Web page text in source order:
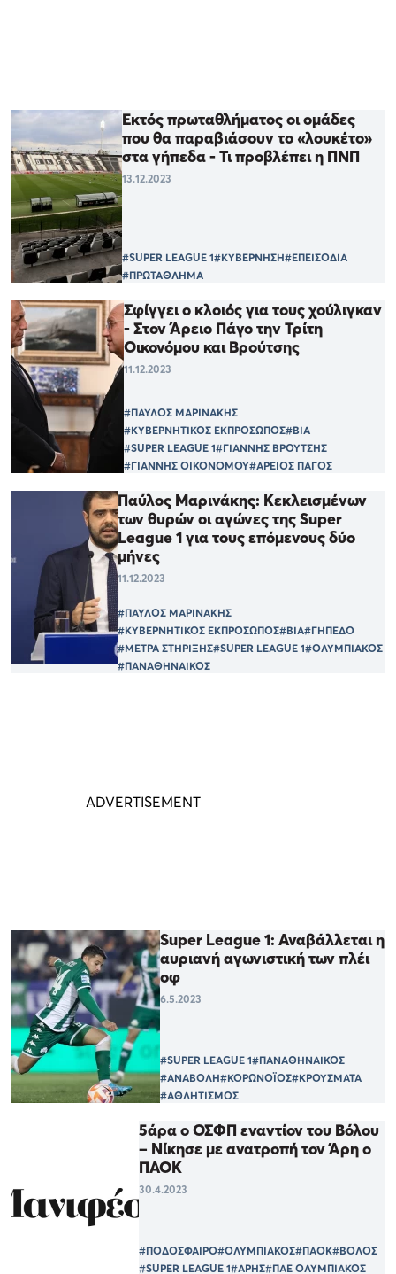
Εκτός πρωταθλήματος οι ομάδες
που θα παραβιάσουν το «λουκέτο»
στα γήπεδα - Τι προβλέπει η ΠΝΠ
13.12.2023
#SUPER LEAGUE 1#ΚΥΒΕΡΝΗΣΗ#ΕΠΕΙΣΟΔΙΑ
#ΠΡΩΤΑΘΛΗΜΑ
Σφίγγει ο κλοιός για τους χούλιγκαν
- Στον Άρειο Πάγο την Τρίτη
Οικονόμου και Βρούτσης
11.12.2023
#ΠΑΥΛΟΣ ΜΑΡΙΝΑΚΗΣ
#ΚΥΒΕΡΝΗΤΙΚΟΣ ΕΚΠΡΟΣΩΠΟΣ#ΒΙΑ
#SUPER LEAGUE 1#ΓΙΑΝΝΗΣ ΒΡΟΥΤΣΗΣ
#ΓΙΑΝΝΗΣ ΟΙΚΟΝΟΜΟΥ#ΑΡΕΙΟΣ ΠΑΓΟΣ
Παύλος Μαρινάκης: Κεκλεισμένων
των θυρών οι αγώνες της Super
League 1 για τους επόμενους δύο
μήνες
11.12.2023
#ΠΑΥΛΟΣ ΜΑΡΙΝΑΚΗΣ
#ΚΥΒΕΡΝΗΤΙΚΟΣ ΕΚΠΡΟΣΩΠΟΣ#ΒΙΑ#ΓΗΠΕΔΟ
#ΜΕΤΡΑ ΣΤΗΡΙΞΗΣ#SUPER LEAGUE 1#ΟΛΥΜΠΙΑΚΟΣ
#ΠΑΝΑΘΗΝΑΙΚΟΣ
Super League 1: Αναβάλλεται η
αυριανή αγωνιστική των πλέι
οφ
6.5.2023
#SUPER LEAGUE 1#ΠΑΝΑΘΗΝΑΙΚΟΣ
#ΑΝΑΒΟΛΗ#ΚΟΡΩΝΟΪΟΣ#ΚΡΟΥΣΜΑΤΑ
#ΑΘΛΗΤΙΣΜΟΣ
5άρα ο ΟΣΦΠ εναντίον του Βόλου
– Νίκησε με ανατροπή τον Άρη ο
ΠΑΟΚ
30.4.2023
#ΠΟΔΟΣΦΑΙΡΟ#ΟΛΥΜΠΙΑΚΟΣ#ΠΑΟΚ#ΒΟΛΟΣ
#SUPER LEAGUE 1#ΑΡΗΣ#ΠΑΕ ΟΛΥΜΠΙΑΚΟΣ